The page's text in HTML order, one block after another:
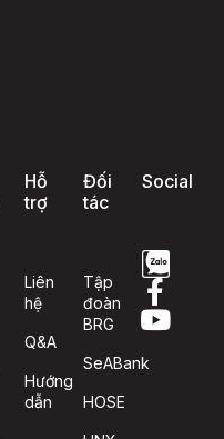
Hỗ
trợ
Liên
hệ
Q&A
Hướng
dẫn
Đối
tác
Tập
đoàn
BRG
SeABank
HOSE
Social